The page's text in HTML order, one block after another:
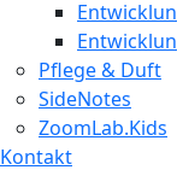
Pflege & Duft
SideNotes
ZoomLab.Kids
Kontakt